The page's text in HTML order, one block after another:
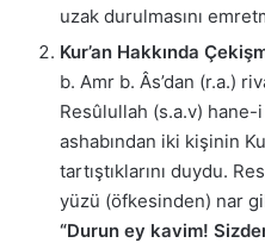
uzak durulmasını
Kur’an Hakkında
b. Amr b. Âs’dan (r.a.)
Resûlullah (s.a.v) hane-i
ashabından iki kişinin
tartıştıklarını duydu.
yüzü (öfkesinden) nar
“Durun ey kavim!